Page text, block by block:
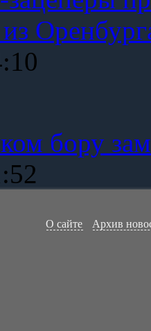
бору
О сайте Архив